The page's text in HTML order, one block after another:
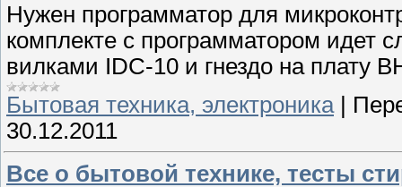
Нужен программатор для
комплекте с программатором
вилками IDC-10 и гнездо на плату
Бытовая техника, электроника|
30.12.2011
Все о бытовой технике, тесты